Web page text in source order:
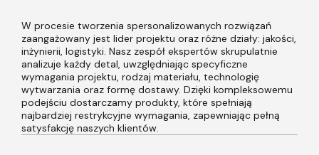
W procesie tworzenia spersonalizowanych rozwiązań
zaangażowany jest lider projektu oraz różne działy: jakości,
inżynierii, logistyki. Nasz zespół ekspertów skrupulatnie
analizuje każdy detal, uwzględniając specyficzne
wymagania projektu, rodzaj materiału, technologię
wytwarzania oraz formę dostawy. Dzięki kompleksowemu
podejściu dostarczamy produkty, które spełniają
najbardziej restrykcyjne wymagania, zapewniając pełną
satysfakcję naszych klientów.